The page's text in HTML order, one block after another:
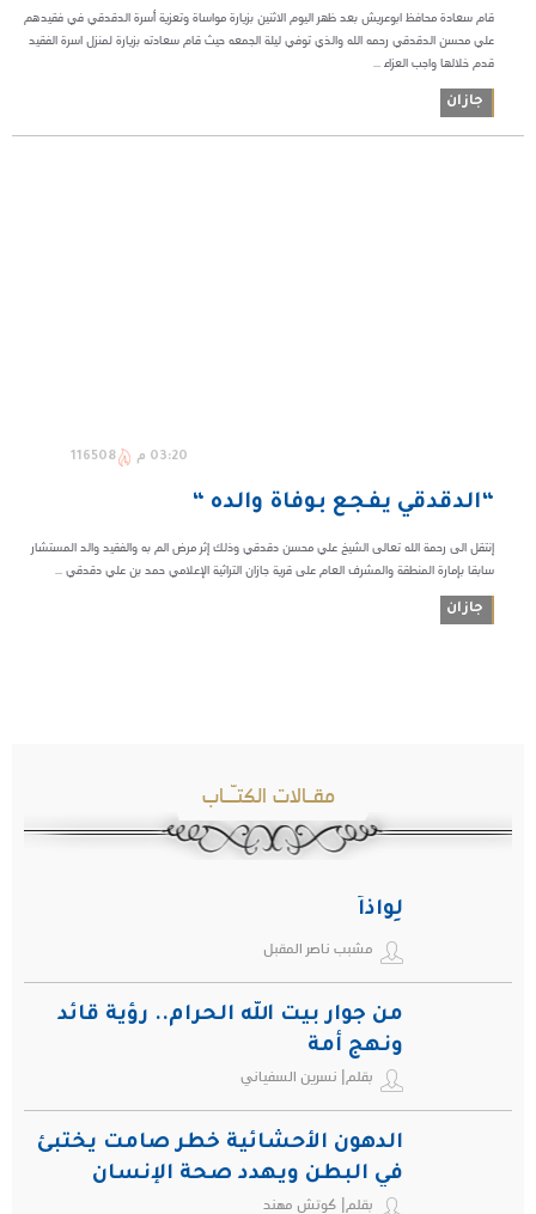
قام سعادة محافظ ابوعريش بعد ظهر اليوم اﻻثنين بزيارة مواساة وتعزية أسرة الدقدقي في فقيدهم
علي محسن الدقدقي رحمه الله والذي توفي ليلة الجمعه حيث قام سعادته بزيارة لمنزل اسرة الفقيد
قدم خلالها واجب العزاء ...
جازان
03:20 م 116508
“الدقدقي يفجع بوفاة والده “
إنتقل الى رحمة الله تعالى الشيخ علي محسن دقدقي وذلك إثر مرض الم به والفقيد والد المستشار
سابقا بإمارة المنطقة والمشرف العام على قرية جازان التراثية الإعلامي حمد بن علي دقدقي ...
جازان
مقـالات الكتـّـاب
لِواذاً
مشبب ناصر المقبل
من جوار بيت الله الحرام.. رؤية قائد
ونهج أمة
بقلم| نسرين السفياني
الدهون الأحشائية خطر صامت يختبئ
في البطن ويهدد صحة الإنسان
بقلم| كوتش مهند